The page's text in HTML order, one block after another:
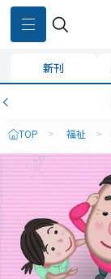
新刊
TOP > 福祉 >